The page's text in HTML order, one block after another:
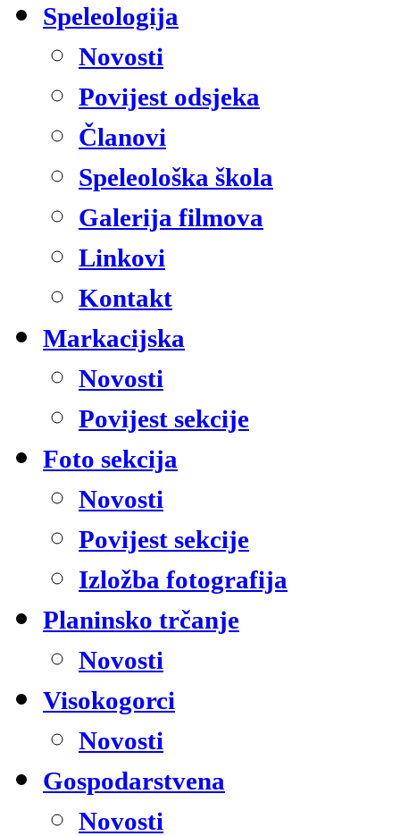
Speleologija
Novosti
Povijest odsjeka
Članovi
Speleološka škola
Galerija filmova
Linkovi
Kontakt
Markacijska
Novosti
Povijest sekcije
Foto sekcija
Novosti
Povijest sekcije
Izložba fotografija
Planinsko trčanje
Novosti
Visokogorci
Novosti
Gospodarstvena
Novosti